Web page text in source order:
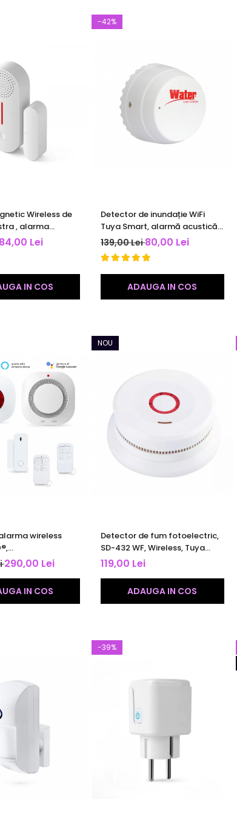
Wireless de
, alarma
,
telefon ,
alb
84,00 Lei
IN COS
-42%
Detector de inundație WiFi
Tuya Smart, alarmă acustică,
notificări pe telefon,
compatibil Smart Life,
detector scurgeri apă
139,00 Lei80,00 Lei
ADAUGA IN COS
wireless
App,
pana la 100
protocolul EV1527
290,00 Lei
IN COS
NOU
Detector de fum fotoelectric,
SD-432 WF, Wireless, Tuya
Smart/Smart Life App,
certificat TÜV Rheinland, 10
119,00 Lei
ADAUGA IN COS
-39%